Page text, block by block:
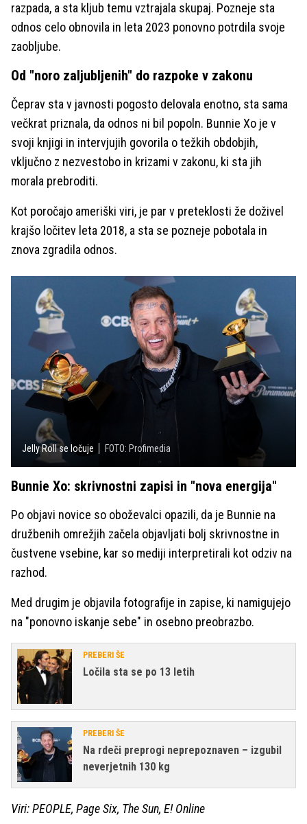
razpada, a sta kljub temu vztrajala skupaj. Pozneje sta
odnos celo obnovila in leta 2023 ponovno potrdila svoje
zaobljube.
Od "noro zaljubljenih" do razpoke v zakonu
Čeprav sta v javnosti pogosto delovala enotno, sta sama
večkrat priznala, da odnos ni bil popoln. Bunnie Xo je v
svoji knjigi in intervjujih govorila o težkih obdobjih,
vključno z nezvestobo in krizami v zakonu, ki sta jih
morala prebroditi.
Kot poročajo ameriški viri, je par v preteklosti že doživel
krajšo ločitev leta 2018, a sta se pozneje pobotala in
znova zgradila odnos.
Jelly Roll se ločuje FOTO: Profimedia
Bunnie Xo: skrivnostni zapisi in "nova energija"
Po objavi novice so oboževalci opazili, da je Bunnie na
družbenih omrežjih začela objavljati bolj skrivnostne in
čustvene vsebine, kar so mediji interpretirali kot odziv na
razhod.
Med drugim je objavila fotografije in zapise, ki namigujejo
na "ponovno iskanje sebe" in osebno preobrazbo.
PREBERI ŠE
Ločila sta se po 13 letih
PREBERI ŠE
Na rdeči preprogi neprepoznaven – izgubil
neverjetnih 130 kg
Viri: PEOPLE, Page Six, The Sun, E! Online